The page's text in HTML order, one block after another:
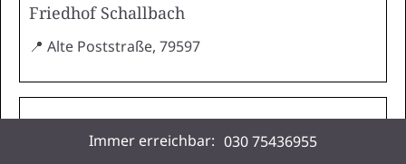
Friedhof Schallbach
📍 Alte Poststraße, 79597
Friedhof Rümmingen
Immer erreichbar: 030 75436955